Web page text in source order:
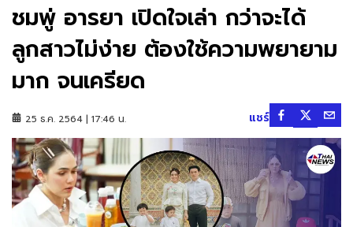
ชมพู่ อารยา เปิดใจเล่า กว่าจะได้
ลูกสาวไม่ง่าย ต้องใช้ความพยายาม
มาก จนเครียด
25 ธ.ค. 2564 | 17:46 น. แชร์